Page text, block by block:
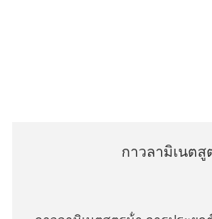
กาวลามิเนตสู